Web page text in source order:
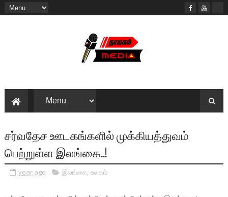
சர்வதேச ஊடகங்களில் முக்கியத்துவம்
பெற்றுள்ள இலங்கை..!
year ago இலங்கை, உலகம்